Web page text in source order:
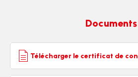
Documents
Télécharger le certificat de